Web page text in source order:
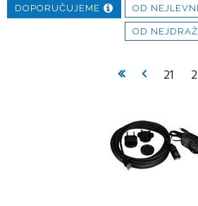
Grandstream GXV3450
Grandstream
Grandstream DP722 SIP
DOPORUČUJEME OD
OD
21